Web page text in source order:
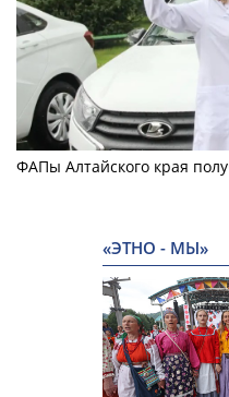
ФАПы Алтайского края
«ЭТНО - МЫ»